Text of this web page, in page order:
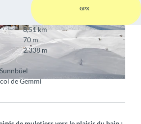
© Berner Wanderwege
GPX
8,51 km
70 m
2.338 m
de Gemmi